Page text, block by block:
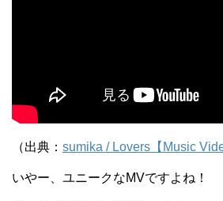
（出典： sumika / Lovers【Music
いやー、ユニークなMVですよね！